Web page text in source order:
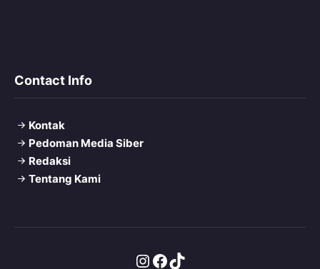
Contact Info
Kontak
Pedoman Media Siber
Redaksi
Tentang Kami
Instagram
Facebook
TikTok